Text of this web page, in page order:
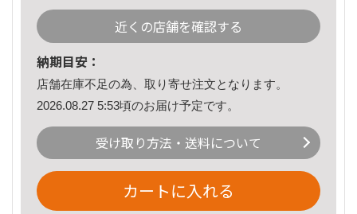
近くの店舗を確認する
納期目安：
店舗在庫不足の為、取り寄せ注文となります。
2026.08.27 5:53頃のお届け予定です。
受け取り方法・送料について
カートに入れる